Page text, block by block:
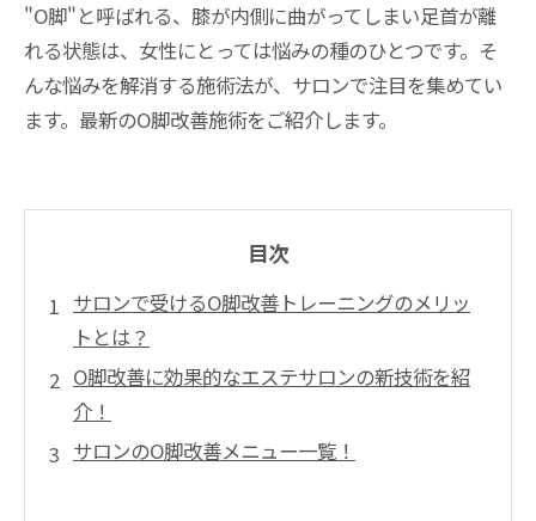
"O脚"と呼ばれる、膝が内側に曲がってしまい足首が離
れる状態は、女性にとっては悩みの種のひとつです。そ
んな悩みを解消する施術法が、サロンで注目を集めてい
ます。最新のO脚改善施術をご紹介します。
目次
サロンで受けるO脚改善トレーニングのメリッ
トとは？
O脚改善に効果的なエステサロンの新技術を紹
介！
サロンのO脚改善メニュー一覧！